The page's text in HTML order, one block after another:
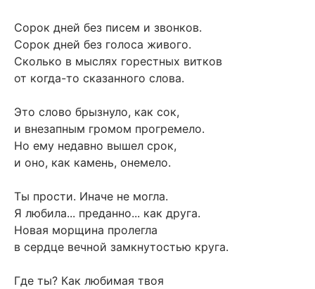
Сорок дней без писем и звонков.
Сорок дней без голоса живого.
Сколько в мыслях горестных витков
от когда-то сказанного слова.
Это слово брызнуло, как сок,
и внезапным громом прогремело.
Но ему недавно вышел срок,
и оно, как камень, онемело.
Ты прости. Иначе не могла.
Я любила... преданно... как друга.
Новая морщина пролегла
в сердце вечной замкнутостью круга.
Где ты? Как любимая твоя